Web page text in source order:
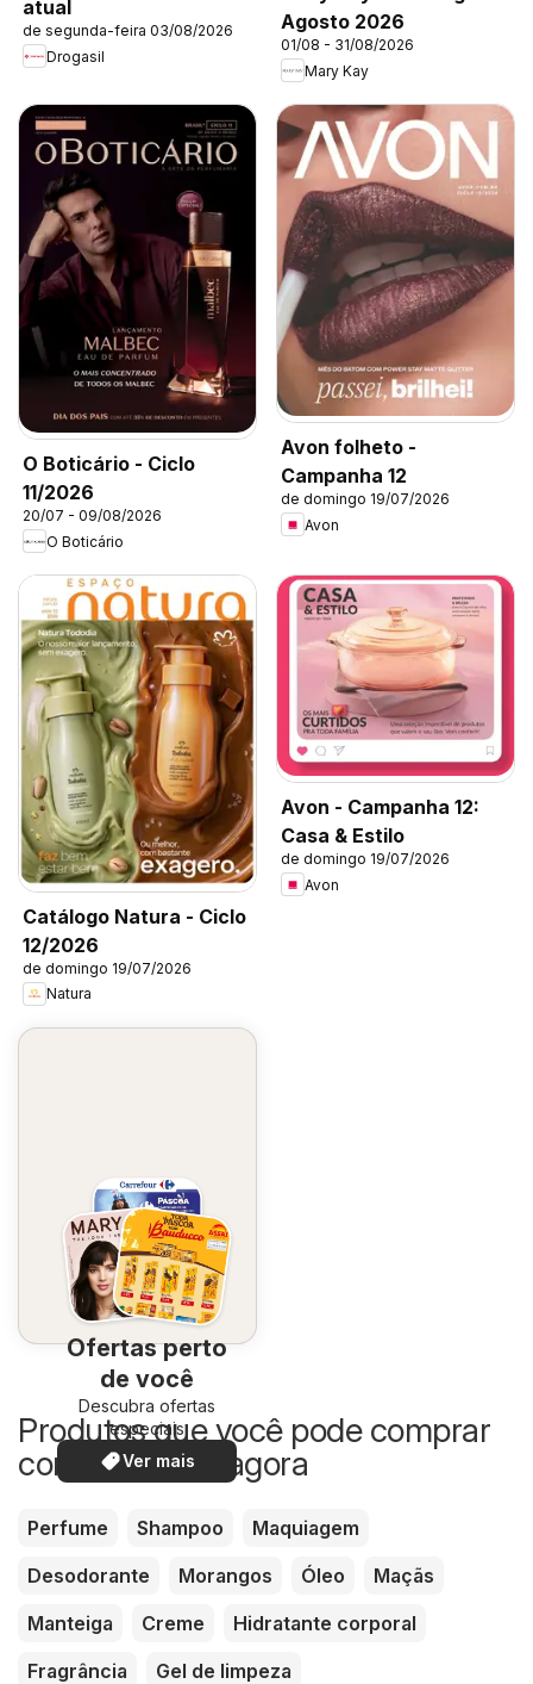
atual
de segunda-feira 03/08/2026
Drogasil
Agosto 2026
01/08 - 31/08/2026
Mary Kay
O Boticário - Ciclo
11/2026
20/07 - 09/08/2026
O Boticário
Avon folheto -
Campanha 12
de domingo 19/07/2026
Avon
Catálogo Natura - Ciclo
12/2026
de domingo 19/07/2026
Natura
Avon - Campanha 12:
Casa & Estilo
de domingo 19/07/2026
Avon
Ofertas perto
de você
Descubra ofertas
especiais
Ver mais
Produtos que você pode comprar
com desconto agora
Perfume Shampoo
Maquiagem
Desodorante
Morangos Óleo
Maçãs
Manteiga
Creme
Hidratante corporal
Fragrância
Gel de limpeza